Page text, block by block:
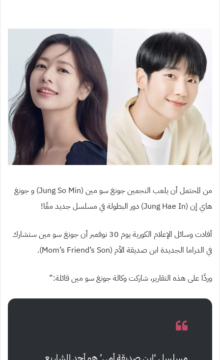
من المحتمل أن يلعب النجمين جونغ سو مين (Jung So Min)
و جونغ
هاي إن (Jung Hae In) دور البطولة في مسلسل جديد معًا!
أفادت وسائل الإعلام الكورية يوم
نوفمبر أن جونغ سو مين ستشارك
في الدراما الجديدة ابن صديقة الأم (Mom’s
Friend’s Son)
.
وردًا على هذه التقارير، شاركت وكالة جونغ سو مين قائلة:”